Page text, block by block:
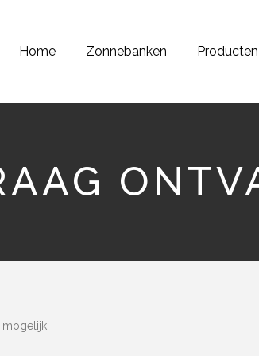
Home Zonnebanken Producten